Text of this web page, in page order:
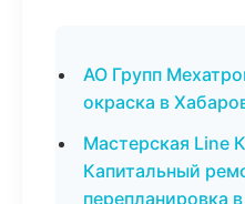
АО Групп
окраска в
Мастерская Line
Капитальный
перепланировка